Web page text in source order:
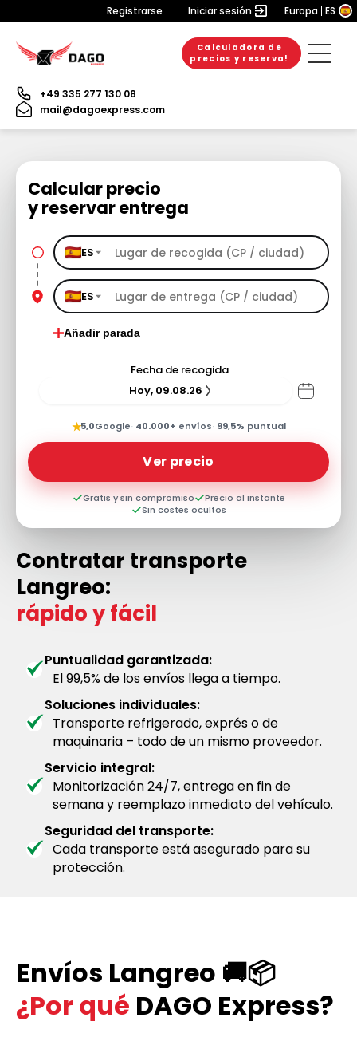
Registrarse Iniciar sesión Europa ES
Calculadora de
precios y reserva!
+49 335 277 130 08
mail@dagoexpress.com
Calcular precio
y reservar entrega
ES
ES
Añadir parada
Fecha de recogida
Hoy, 09.08.26
★5,0Google· 40.000+ envíos· 99,5% puntual
Ver precio
Gratis y sin compromiso
Precio al instante
Sin costes ocultos
Contratar transporte
Langreo:
rápido y fácil
Puntualidad garantizada:
El 99,5% de los envíos llega a tiempo.
Soluciones individuales:
Transporte refrigerado, exprés o de
maquinaria – todo de un mismo proveedor.
Servicio integral:
Monitorización 24/7, entrega en fin de
semana y reemplazo inmediato del vehículo.
Seguridad del transporte:
Cada transporte está asegurado para su
protección.
Envíos Langreo 🚚📦
¿Por qué DAGO Express?